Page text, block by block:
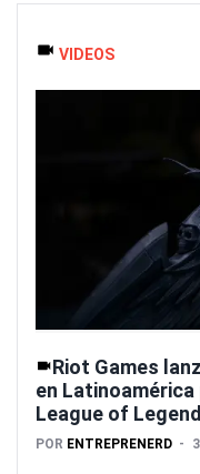
VIDEOS
Riot Games
en
League of
POR ENTREPRENERD